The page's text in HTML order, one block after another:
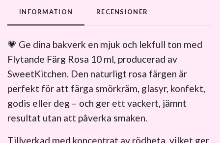
INFORMATION RECENSIONER
💗 Ge dina bakverk en mjuk och lekfull ton med
Flytande Färg Rosa 10 ml, producerad av
SweetKitchen. Den naturligt rosa färgen är
perfekt för att färga smörkräm, glasyr, konfekt,
godis eller deg – och ger ett vackert, jämnt
resultat utan att påverka smaken.
Tillverkad med koncentrat av rödbeta, vilket ger